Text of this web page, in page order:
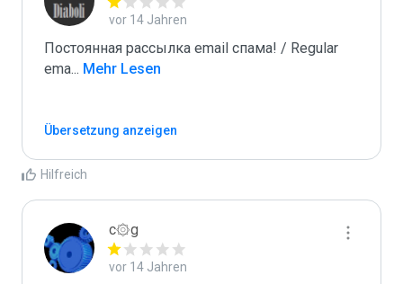
vor 14 Jahren
Постоянная рассылка email спама! / Regular
ema... Mehr Lesen
Übersetzung anzeigen
Hilfreich
c۞g
vor 14 Jahren